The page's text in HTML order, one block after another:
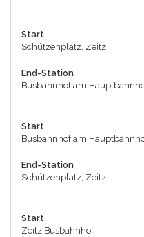
Start
Schützenplatz, Zeitz
End-Station
Busbahnhof am
Start
Busbahnhof am
End-Station
Schützenplatz, Zeitz
Start
Zeitz Busbahnhof